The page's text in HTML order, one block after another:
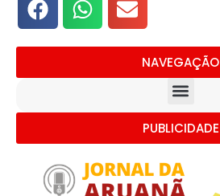
NAVEGAÇÃO
PUBLICIDADE